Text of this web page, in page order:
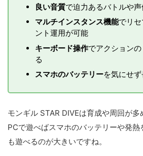
良い音質で迫力あるバトルや
マルチインスタンス機能でリ
ント運用が可能
キーボード操作でアクション
る
スマホのバッテリーを気にせ
モンギル STAR DIVEは育成や周回が多
PCで遊べばスマホのバッテリーや発
も遊べるのが大きいですね。